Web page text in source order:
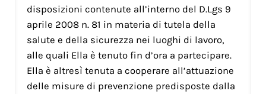
disposizioni contenute all’interno del D.Lgs 9
aprile 2008 n. 81 in materia di tutela della
salute e della sicurezza nei luoghi di lavoro,
alle quali Ella è tenuto fin d’ora a partecipare.
Ella è altresì tenuta a cooperare all’attuazione
delle misure di prevenzione predisposte dalla